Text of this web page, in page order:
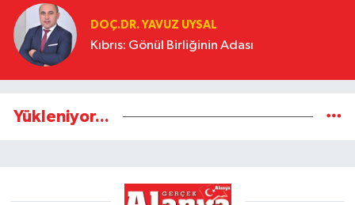
DOÇ.DR. YAVUZ UYSAL
Kıbrıs: Gönül Birliğinin Adası
Yükleniyor...